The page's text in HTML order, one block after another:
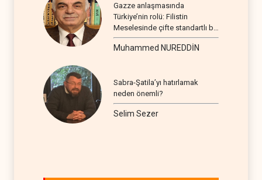
Gazze anlaşmasında
Türkiye’nin rolü: Filistin
Meselesinde çifte standartlı bir
seyir
Muhammed NUREDDİN
Sabra-Şatila’yı hatırlamak
neden önemli?
Selim Sezer